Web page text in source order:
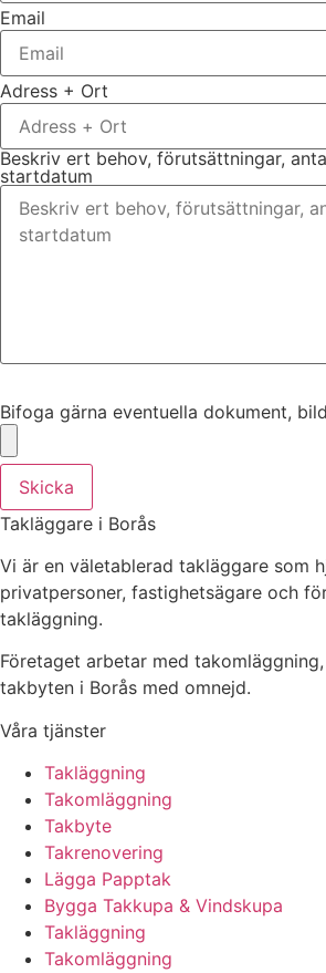
Email
Adress + Ort
Beskriv ert behov, förutsättningar,
startdatum
Bifoga gärna eventuella dokument,
Skicka
Takläggare i Borås
Vi är en väletablerad takläggare som
privatpersoner, fastighetsägare och
takläggning.
Företaget arbetar med
takbyten i Borås med omnejd.
Våra tjänster
Takläggning
Takomläggning
Takbyte
Takrenovering
Lägga Papptak
Bygga Takkupa & Vindskupa
Takläggning
Takomläggning